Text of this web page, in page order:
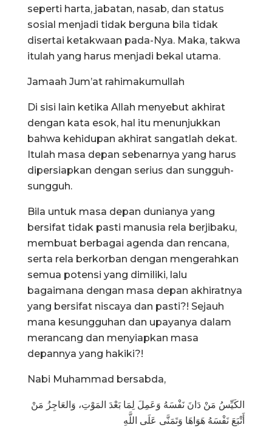
seperti harta, jabatan, nasab, dan status
sosial menjadi tidak berguna bila tidak
disertai ketakwaan pada-Nya. Maka, takwa
itulah yang harus menjadi bekal utama.
Jamaah Jum’at rahimakumullah
Di sisi lain ketika Allah menyebut akhirat
dengan kata esok, hal itu menunjukkan
bahwa kehidupan akhirat sangatlah dekat.
Itulah masa depan sebenarnya yang harus
dipersiapkan dengan serius dan sungguh-
sungguh.
Bila untuk masa depan dunianya yang
bersifat tidak pasti manusia rela berjibaku,
membuat berbagai agenda dan rencana,
serta rela berkorban dengan mengerahkan
semua potensi yang dimiliki, lalu
bagaimana dengan masa depan akhiratnya
yang bersifat niscaya dan pasti?! Sejauh
mana kesungguhan dan upayanya dalam
merancang dan menyiapkan masa
depannya yang hakiki?!
Nabi Muhammad bersabda,
الكَيِّسُ مَنْ دَانَ نَفْسَهُ وَعَمِلَ لِمَا بَعْدَ المَوْتِ، وَالعَاجِزُ مَنْ
أَتْبَعَ نَفْسَهُ هَوَاهَا وَتَمَنَّى عَلَى اللَّهِ